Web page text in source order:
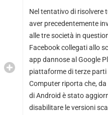
Nel tentativo di risolvere
aver precedentemente
alle tre società in
Facebook collegati allo
app dannose al Google
piattaforme di terze
Computer riporta che,
di Android è stato
disabilitare le versioni